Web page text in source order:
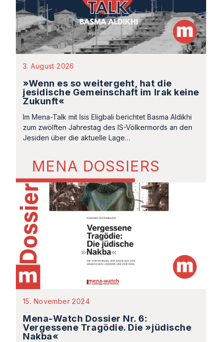
3. August 2026
»Wenn es so weitergeht, hat die
jesidische Gemeinschaft im Irak keine
Zukunft«
Im Mena-Talk mit Isis Eligbali berichtet Basma Aldikhi
zum zwölften Jahrestag des IS-Völkermords an den
Jesiden über die aktuelle Lage…
MENA DOSSIERS
15. November 2024
Mena-Watch Dossier Nr. 6:
Vergessene Tragödie. Die »jüdische
Nakba«